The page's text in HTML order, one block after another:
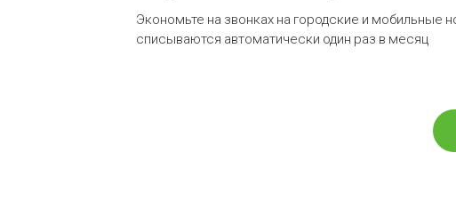
Экономьте на звонках на городские и мобильные
списываются автоматически один раз в месяц